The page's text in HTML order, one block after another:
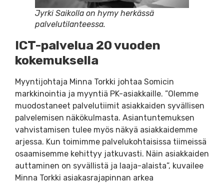
Jyrki Saikolla on hymy herkässä
palvelutilanteessa.
ICT-palvelua 20 vuoden
kokemuksella
Myyntijohtaja Minna Torkki johtaa Somicin
markkinointia ja myyntiä PK-asiakkaille. ”Olemme
muodostaneet palvelutiimit asiakkaiden syvällisen
palvelemisen näkökulmasta. Asiantuntemuksen
vahvistamisen tulee myös näkyä asiakkaidemme
arjessa. Kun toimimme palvelukohtaisissa tiimeissä
osaamisemme kehittyy jatkuvasti. Näin asiakkaiden
auttaminen on syvällistä ja laaja-alaista”, kuvailee
Minna Torkki asiakasrajapinnan arkea